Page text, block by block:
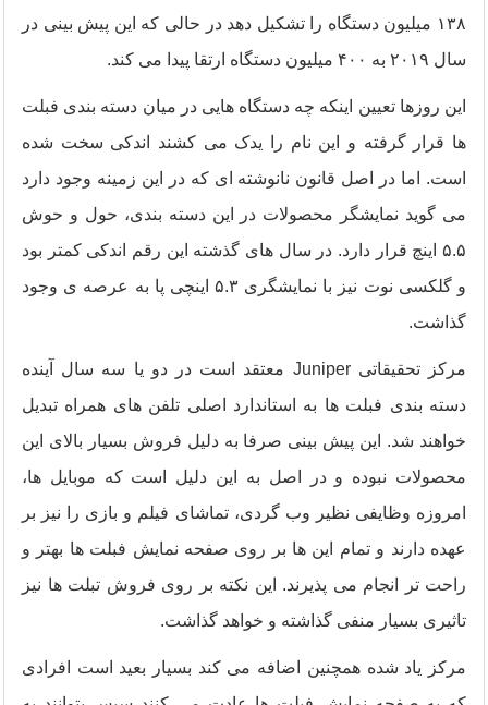
۱۳۸ میلیون دستگاه را تشکیل دهد در حالی که این پیش بینی در
سال ۲۰۱۹ به ۴۰۰ میلیون دستگاه ارتقا پیدا می کند.
این روزها تعیین اینکه چه دستگاه هایی در میان دسته بندی فبلت
ها قرار گرفته و این نام را یدک می کشند اندکی سخت شده
است. اما در اصل قانون نانوشته ای که در این زمینه وجود دارد
می گوید نمایشگر محصولات در این دسته بندی،‌ حول و حوش
۵.۵ اینچ قرار دارد. در سال های گذشته این رقم اندکی کمتر بود
و گلکسی نوت نیز با نمایشگری ۵.۳ اینچی پا به عرصه ی وجود
گذاشت.
مرکز تحقیقاتی Juniper معتقد است در دو یا سه سال آینده
دسته بندی فبلت ها به استاندارد اصلی تلفن های همراه تبدیل
خواهند شد. این پیش بینی صرفا به دلیل فروش بسیار بالای این
محصولات نبوده و در اصل به این دلیل است که موبایل ها،
امروزه وظایفی نظیر وب گردی، تماشای فیلم و بازی را نیز بر
عهده دارند و تمام این ها بر روی صفحه نمایش فبلت ها بهتر و
راحت تر انجام می پذیرند. این نکته بر روی فروش تبلت ها نیز
تاثیری بسیار منفی گذاشته و خواهد گذاشت.
مرکز یاد شده همچنین اضافه می کند بسیار بعید است افرادی